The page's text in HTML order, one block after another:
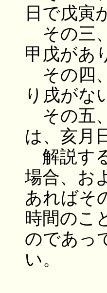
日で戊寅
その三
甲戊があ
その四
り戌がな
その五
は、亥月
解説す
場合、お
あればそ
時間のこ
のであっ
い。